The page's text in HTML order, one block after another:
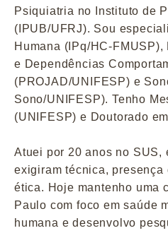
Psiquiatria no Instituto de
(IPUB/UFRJ). Sou
Humana (IPq/HC-
e Dependências
(PROJAD/UNIFESP) e
Sono/UNIFESP). Tenho
(UNIFESP) e Doutorado
Atuei por 20 anos no SUS,
exigiram técnica,
ética. Hoje mantenho uma
Paulo com foco em saúde
humana e desenvolvo